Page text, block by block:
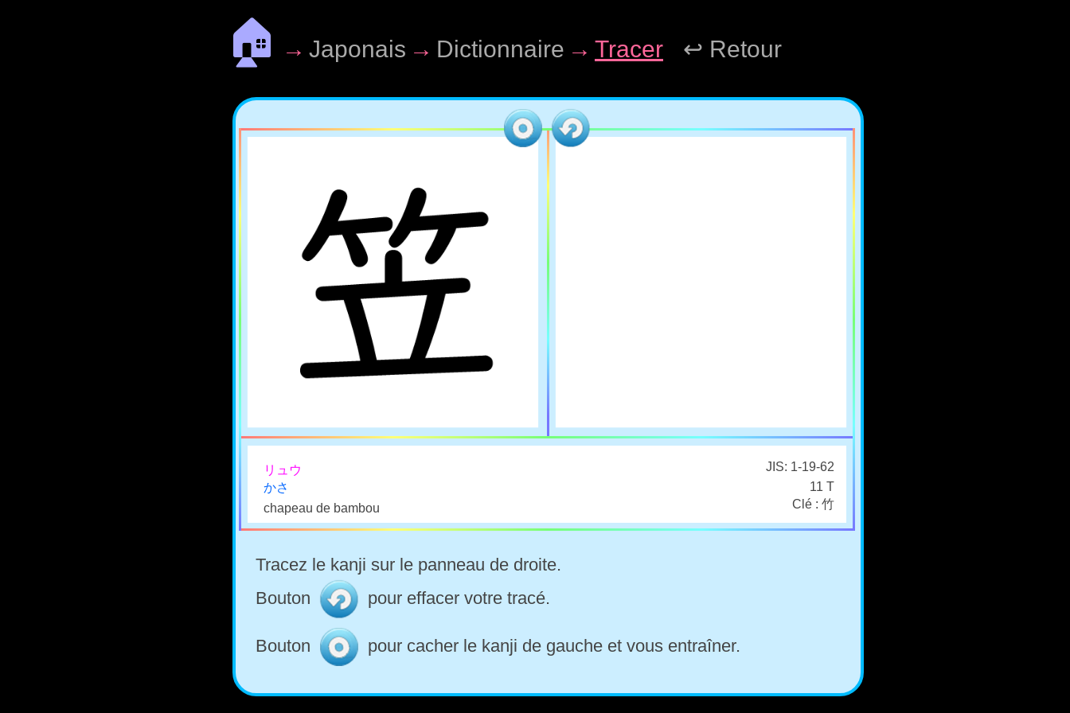
🏠 → Japonais → Dictionnaire → Tracer ↩ Retour
リュウ
JIS: 1-19-62
かさ
11 T
chapeau de bambou
Clé : 竹
Tracez le kanji sur le panneau de droite.
Bouton
pour effacer votre tracé.
Bouton pour cacher le kanji de gauche et vous entraîner.